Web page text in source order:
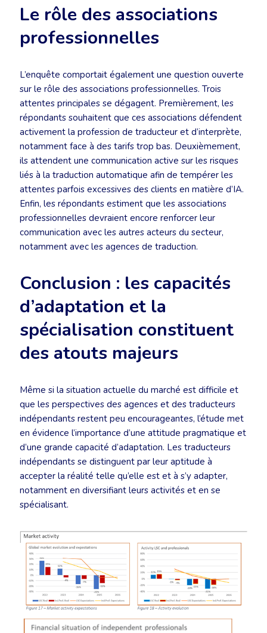
Le rôle des associations
professionnelles
L’enquête comportait également une question ouverte
sur le rôle des associations professionnelles. Trois
attentes principales se dégagent. Premièrement, les
répondants souhaitent que ces associations défendent
activement la profession de traducteur et d’interprète,
notamment face à des tarifs trop bas. Deuxièmement,
ils attendent une communication active sur les risques
liés à la traduction automatique afin de tempérer les
attentes parfois excessives des clients en matière d’IA.
Enfin, les répondants estiment que les associations
professionnelles devraient encore renforcer leur
communication avec les autres acteurs du secteur,
notamment avec les agences de traduction.
Conclusion : les capacités
d’adaptation et la
spécialisation constituent
des atouts majeurs
Même si la situation actuelle du marché est difficile et
que les perspectives des agences et des traducteurs
indépendants restent peu encourageantes, l’étude met
en évidence l’importance d’une attitude pragmatique et
d’une grande capacité d’adaptation. Les traducteurs
indépendants se distinguent par leur aptitude à
accepter la réalité telle qu’elle est et à s’y adapter,
notamment en diversifiant leurs activités et en se
spécialisant.